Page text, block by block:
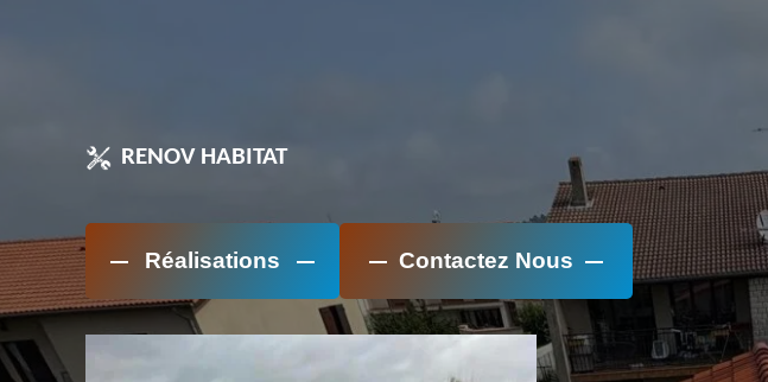
RENOV HABITAT
Réalisations Contactez Nous